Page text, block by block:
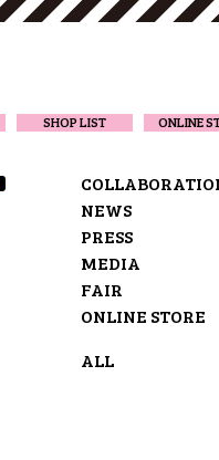
SHOP LIST ONLINE
NEWS
PRESS
MEDIA
FAIR
ONLINE STORE
ALL